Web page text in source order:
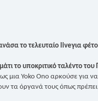
το τελευταίο liveγια
το υποκριτικό ταλέντο
Yoko Ono αρκούσε για να
τα όργανά τους όπως